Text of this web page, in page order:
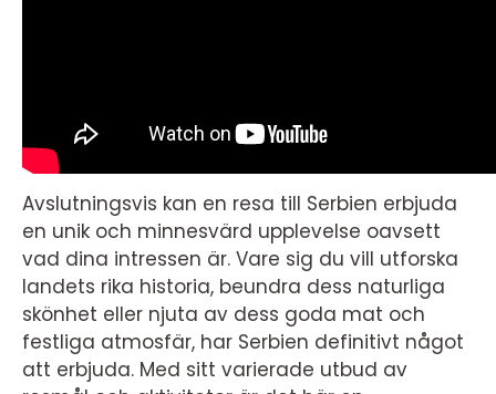
Avslutningsvis kan en resa till Serbien erbjuda
en unik och minnesvärd upplevelse oavsett
vad dina intressen är. Vare sig du vill utforska
landets rika historia, beundra dess naturliga
skönhet eller njuta av dess goda mat och
festliga atmosfär, har Serbien definitivt något
att erbjuda. Med sitt varierade utbud av